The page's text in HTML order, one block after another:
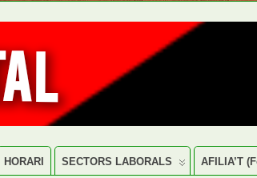
HORARI SECTORS LABORALS AFILIA’T